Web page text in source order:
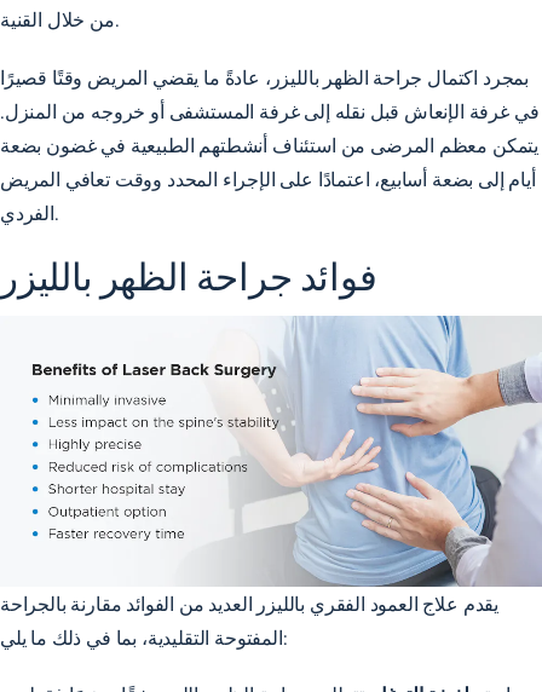
من خلال القنية.
بمجرد اكتمال جراحة الظهر بالليزر، عادةً ما يقضي المريض وقتًا قصيرًا
في غرفة الإنعاش قبل نقله إلى غرفة المستشفى أو خروجه من المنزل.
يتمكن معظم المرضى من استئناف أنشطتهم الطبيعية في غضون بضعة
أيام إلى بضعة أسابيع، اعتمادًا على الإجراء المحدد ووقت تعافي المريض
الفردي.
فوائد جراحة الظهر بالليزر
يقدم علاج العمود الفقري بالليزر العديد من الفوائد مقارنة بالجراحة
المفتوحة التقليدية، بما في ذلك ما يلي: